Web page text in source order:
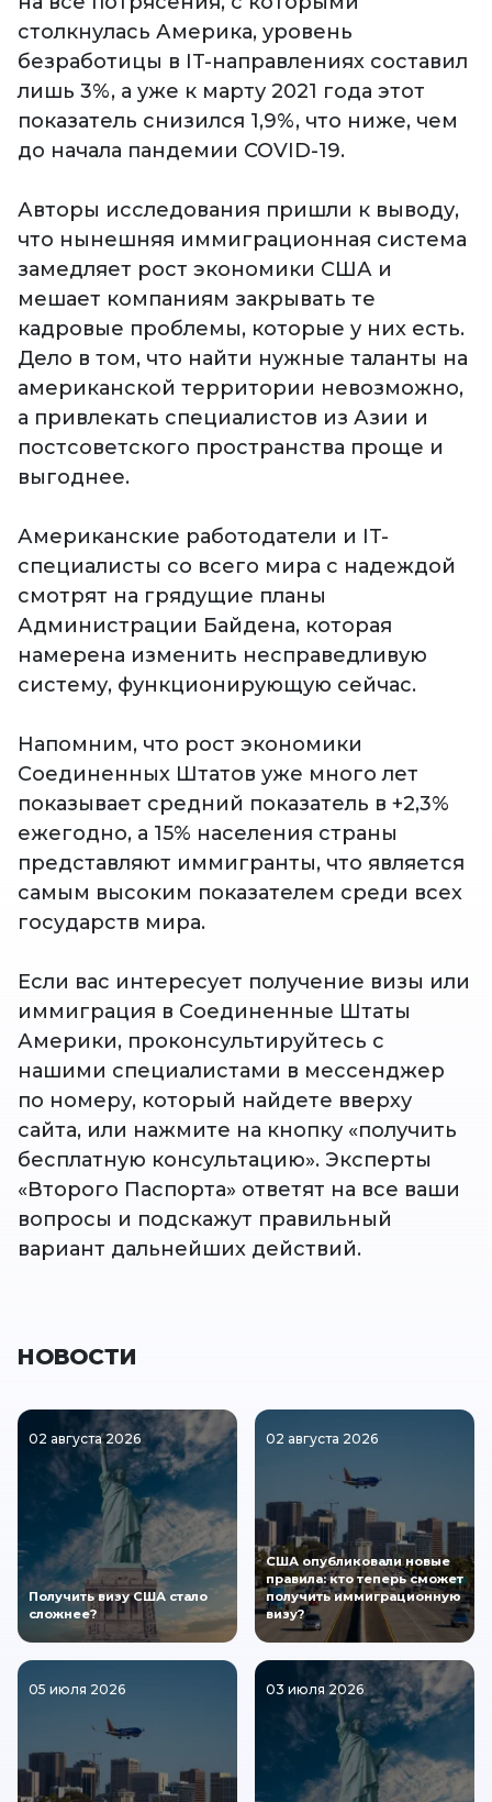
столкнулась Америка, уровень
безработицы в IT-направлениях составил
лишь 3%, а уже к марту 2021 года этот
показатель снизился 1,9%, что ниже, чем
до начала пандемии COVID-19.
Авторы исследования пришли к выводу,
что нынешняя иммиграционная система
замедляет рост экономики США и
мешает компаниям закрывать те
кадровые проблемы, которые у них есть.
Дело в том, что найти нужные таланты на
американской территории невозможно,
а привлекать специалистов из Азии и
постсоветского пространства проще и
выгоднее.
Американские работодатели и IT-
специалисты со всего мира с надеждой
смотрят на грядущие планы
Администрации Байдена, которая
намерена изменить несправедливую
систему, функционирующую сейчас.
Напомним, что рост экономики
Соединенных Штатов уже много лет
показывает средний показатель в +2,3%
ежегодно, а 15% населения страны
представляют иммигранты, что является
самым высоким показателем среди всех
государств мира.
Если вас интересует получение визы или
иммиграция в Соединенные Штаты
Америки, проконсультируйтесь с
нашими специалистами в мессенджер
по номеру, который найдете вверху
сайта, или нажмите на кнопку «получить
бесплатную консультацию». Эксперты
«Второго Паспорта» ответят на все ваши
вопросы и подскажут правильный
вариант дальнейших действий.
НОВОСТИ
02 августа 2026
Получить визу США стало
сложнее?
02 августа 2026
США опубликовали новые
правила: кто теперь сможет
получить иммиграционную
визу?
05 июля 2026 03 июля 2026